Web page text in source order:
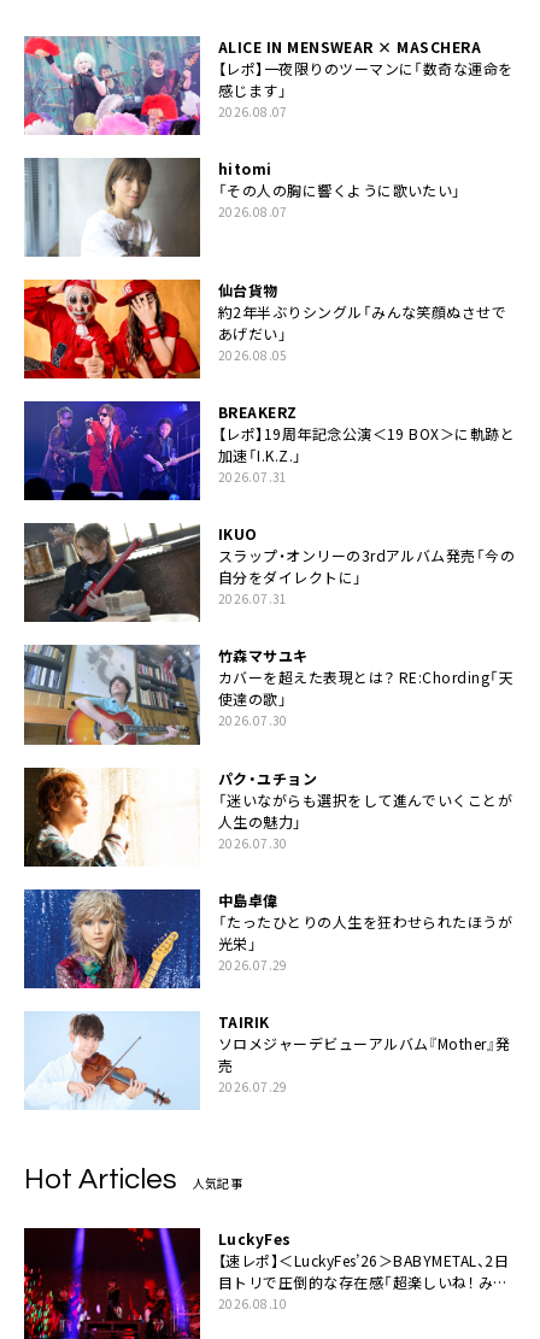
ALICE IN MENSWEAR × MASCHERA
【レポ】一夜限りのツーマンに「数奇な運命を
感じます」
2026.08.07
hitomi
「その人の胸に響くように歌いたい」
2026.08.07
仙台貨物
約2年半ぶりシングル「みんな笑顔ぬさせで
あげだい」
2026.08.05
BREAKERZ
【レポ】19周年記念公演＜19 BOX＞に軌跡と
加速「I.K.Z.」
2026.07.31
IKUO
スラップ・オンリーの3rdアルバム発売「今の
自分をダイレクトに」
2026.07.31
竹森マサユキ
カバーを超えた表現とは？ RE:Chording「天
使達の歌」
2026.07.30
パク・ユチョン
「迷いながらも選択をして進んでいくことが
人生の魅力」
2026.07.30
中島卓偉
「たったひとりの人生を狂わせられたほうが
光栄」
2026.07.29
TAIRIK
ソロメジャーデビューアルバム『Mother』発
売
2026.07.29
Hot Articles 人気記事
LuckyFes
【速レポ】＜LuckyFes’26＞BABYMETAL、2日
目トリで圧倒的な存在感「超楽しいね！ みん
なありがとう！」
2026.08.10